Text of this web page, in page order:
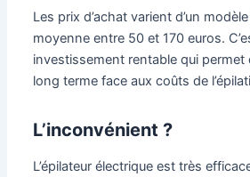
Les prix d’achat varient d’un
moyenne entre 50 et 170 euros.
investissement rentable qui permet
long terme face aux coûts de
L’inconvénient ?
L’épilateur électrique est très